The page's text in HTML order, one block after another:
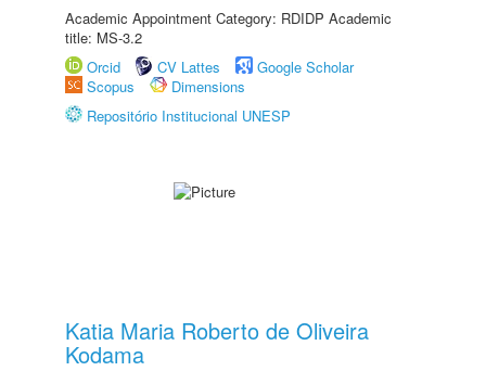
Academic Appointment Category: RDIDP Academic
title: MS-3.2
Orcid
CV Lattes
Google Scholar
Scopus
Dimensions
Repositório Institucional UNESP
Katia Maria Roberto de Oliveira
Kodama